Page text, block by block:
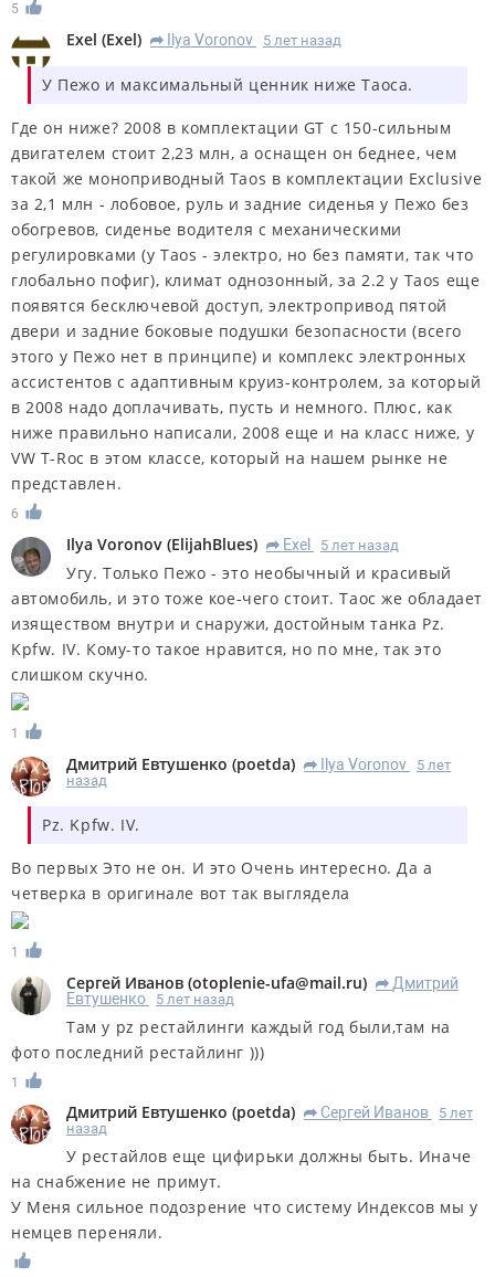
5
Exel (Exel) R Ilya Voronov 5 лет назад
У Пежо и максимальный ценник ниже Таоса.
Где он ниже? 2008 в комплектации GT с 150-сильным
двигателем стоит 2,23 млн, а оснащен он беднее, чем
такой же моноприводный Taos в комплектации Exclusive
за 2,1 млн - лобовое, руль и задние сиденья у Пежо без
обогревов, сиденье водителя с механическими
регулировками (у Taos - электро, но без памяти, так что
глобально пофиг), климат однозонный, за 2.2 у Taos еще
появятся бесключевой доступ, электропривод пятой
двери и задние боковые подушки безопасности (всего
этого у Пежо нет в принципе) и комплекс электронных
ассистентов с адаптивным круиз-контролем, за который
в 2008 надо доплачивать, пусть и немного. Плюс, как
ниже правильно написали, 2008 еще и на класс ниже, у
VW T-Roc в этом классе, который на нашем рынке не
представлен.
6
Ilya Voronov (ElijahBlues) R Exel 5 лет назад
Угу. Только Пежо - это необычный и красивый
автомобиль, и это тоже кое-чего стоит. Таос же обладает
изяществом внутри и снаружи, достойным танка Pz.
Kpfw. IV. Кому-то такое нравится, но по мне, так это
слишком скучно.
1
Дмитрий Евтушенко (poetda) R Ilya Voronov
5 лет
назад
Pz. Kpfw. IV.
Во первых Это не он. И это Очень интересно. Да а
четверка в оригинале вот так выглядела
1
Сергей Иванов (otoplenie-ufa@mail.ru) R Дмитрий
Евтушенко
5 лет назад
Там у pz рестайлинги каждый год были,там на
фото последний рестайлинг )))
1
Дмитрий Евтушенко (poetda) R Сергей Иванов
5 лет
назад
У рестайлов еще цифирьки должны быть. Иначе
на снабжение не примут.
У Меня сильное подозрение что систему Индексов мы у
немцев переняли.